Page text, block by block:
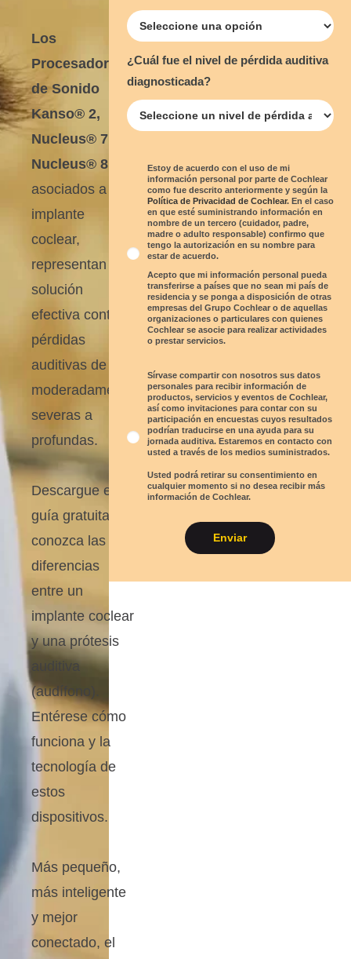
Los
Procesadores
de Sonido
Kanso® 2,
Nucleus® 7 y
Nucleus® 8
asociados a un
implante
coclear,
representan una
solución
efectiva contra
pérdidas
auditivas de
moderadamente
severas a
profundas.
Descargue esta
guía gratuita y
conozca las
diferencias
entre un
implante coclear
y una prótesis
auditiva
(audífono).
Entérese cómo
funciona y la
tecnología de
estos
dispositivos.
Más pequeño,
más inteligente
y mejor
conectado, el
¿Cuál fue el nivel de pérdida auditiva
diagnosticada?
Estoy de acuerdo con el uso de mi
información personal por parte de Cochlear
como fue descrito anteriormente y según la
Política de Privacidad de Cochlear. En el caso
en que esté suministrando información en
nombre de un tercero (cuidador, padre,
madre o adulto responsable) confirmo que
tengo la autorización en su nombre para
estar de acuerdo.
Acepto que mi información personal pueda
transferirse a países que no sean mi país de
residencia y se ponga a disposición de otras
empresas del Grupo Cochlear o de aquellas
organizaciones o particulares con quienes
Cochlear se asocie para realizar actividades
o prestar servicios.
Sírvase compartir con nosotros sus datos
personales para recibir información de
productos, servicios y eventos de Cochlear,
así como invitaciones para contar con su
participación en encuestas cuyos resultados
podrían traducirse en una ayuda para su
jornada auditiva. Estaremos en contacto con
usted a través de los medios suministrados.
Usted podrá retirar su consentimiento en
cualquier momento si no desea recibir más
información de Cochlear.
Enviar